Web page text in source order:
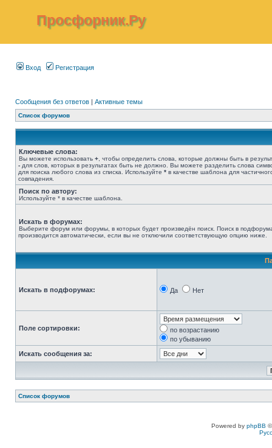
Просфорник.Ру
Вход Регистрация
Сообщения без ответов | Активные темы
Список форумов
Ключевые слова:
Вы можете использовать + , чтобы определить слова, которые должны быть в
- для слов, которых в результатах быть не должно. Вы можете разделить слова
для поиска любого слова из списка. Используйте * в качестве шаблона для
совпадения.
Поиск по автору:
Используйте * в качестве шаблона.
Искать в форумах:
Выберите форум или форумы, в которых будет произведён поиск. Поиск в
производится автоматически, если вы не отключили соответствующую опцию ниже.
Искать в подфорумах: Да Нет
Поле сортировки:
по возрастанию
по убыванию
Искать сообщения за:
Список форумов
Powered by phpBB